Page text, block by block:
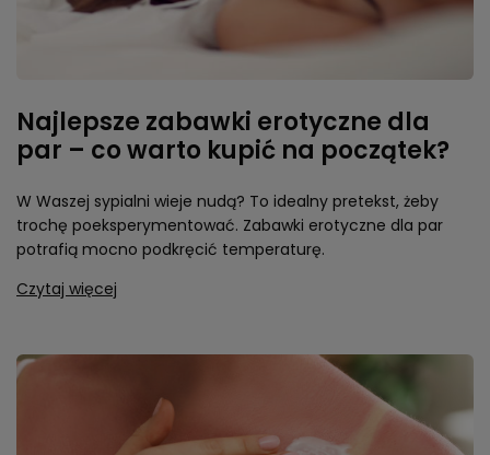
Najlepsze zabawki erotyczne dla
par – co warto kupić na początek?
W Waszej sypialni wieje nudą? To idealny pretekst, żeby
trochę poeksperymentować. Zabawki erotyczne dla par
potrafią mocno podkręcić temperaturę.
Czytaj więcej